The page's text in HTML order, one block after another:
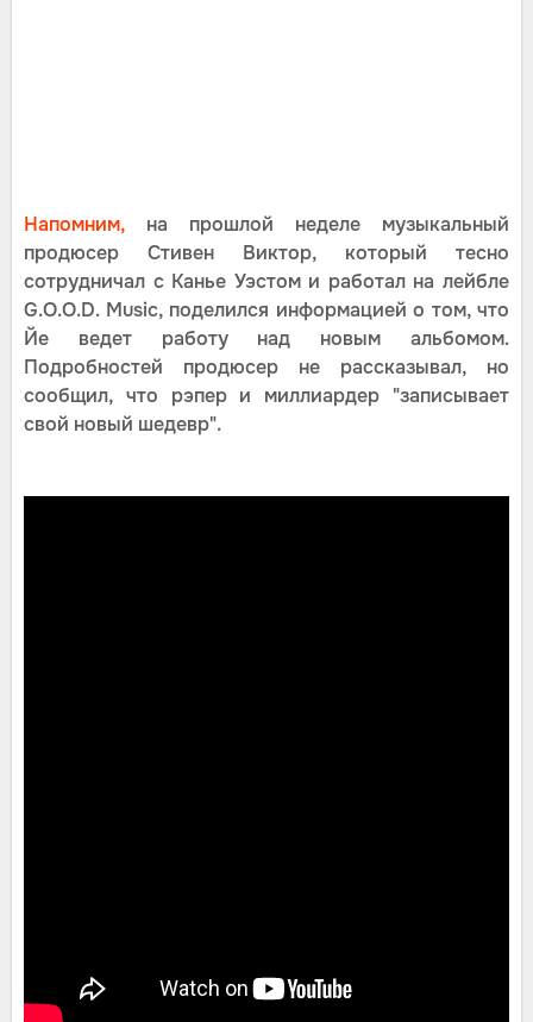
Напомним, на прошлой неделе музыкальный
продюсер Стивен Виктор, который тесно
сотрудничал с Канье Уэстом и работал на лейбле
G.O.O.D. Music, поделился информацией о том, что
Йе ведет работу над новым альбомом.
Подробностей продюсер не рассказывал, но
сообщил, что рэпер и миллиардер "записывает
свой новый шедевр".